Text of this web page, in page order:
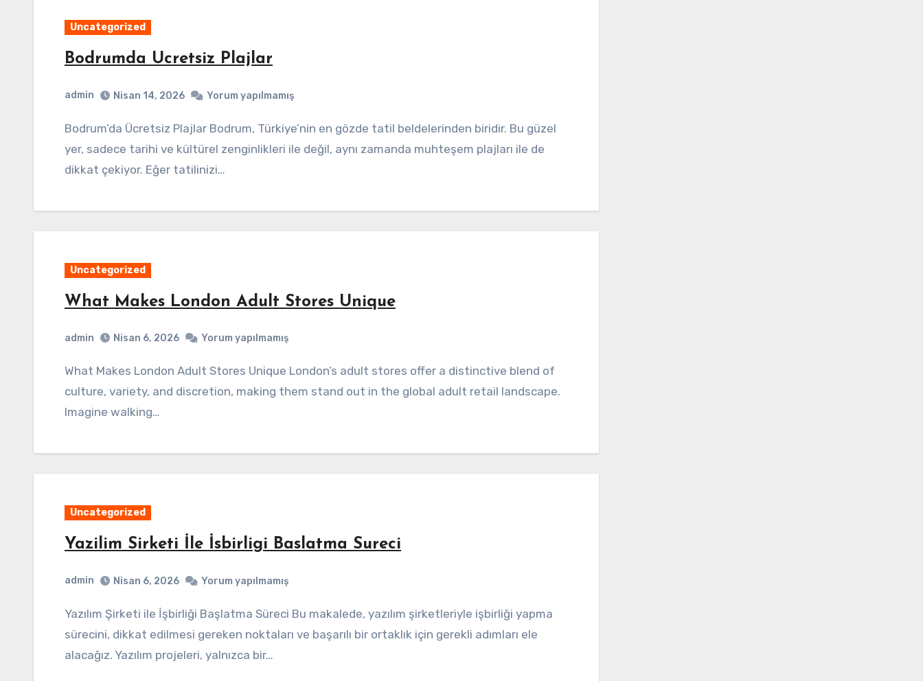
Uncategorized
Bodrumda Ucretsiz Plajlar
admin Nisan 14, 2026 Yorum yapılmamış
Bodrum’da Ücretsiz Plajlar Bodrum, Türkiye’nin en gözde tatil beldelerinden biridir. Bu güzel
yer, sadece tarihi ve kültürel zenginlikleri ile değil, aynı zamanda muhteşem plajları ile de
dikkat çekiyor. Eğer tatilinizi…
Uncategorized
What Makes London Adult Stores Unique
admin Nisan 6, 2026 Yorum yapılmamış
What Makes London Adult Stores Unique London’s adult stores offer a distinctive blend of
culture, variety, and discretion, making them stand out in the global adult retail landscape.
Imagine walking…
Uncategorized
Yazilim Sirketi İle İsbirligi Baslatma Sureci
admin Nisan 6, 2026 Yorum yapılmamış
Yazılım Şirketi ile İşbirliği Başlatma Süreci Bu makalede, yazılım şirketleriyle işbirliği yapma
sürecini, dikkat edilmesi gereken noktaları ve başarılı bir ortaklık için gerekli adımları ele
alacağız. Yazılım projeleri, yalnızca bir…